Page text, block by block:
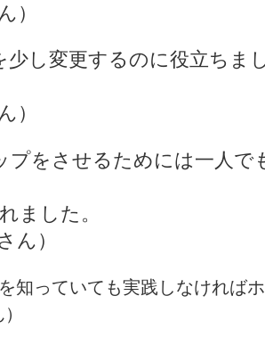
）
少し変更するのに役立ちま
）
プをさせるためには一人で
ました。
ん）
知っていても実践しなければ